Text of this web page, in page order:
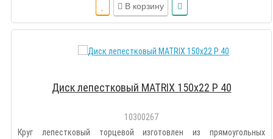
В корзину
Диск лепестковый MATRIX 150х22 Р 40
10300267
Круг лепестковый торцевой изготовлен из прямоугольных